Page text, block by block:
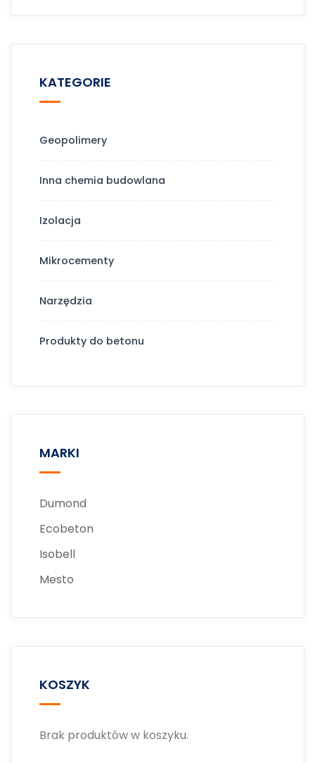
KATEGORIE
Geopolimery
Inna chemia budowlana
Izolacja
Mikrocementy
Narzędzia
Produkty do betonu
MARKI
Dumond
Ecobeton
Isobell
Mesto
KOSZYK
Brak produktów w koszyku.